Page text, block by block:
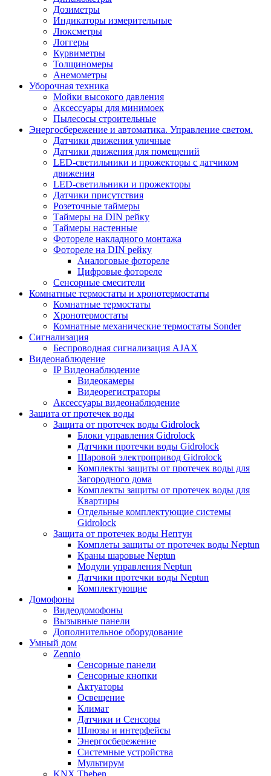
Дозиметры
Индикаторы измерительные
Люксметры
Логгеры
Курвиметры
Толщиномеры
Анемометры
Уборочная техника
Мойки высокого давления
Аксессуары для минимоек
Пылесосы строительные
Энергосбережение и автоматика. Управление светом.
Датчики движения уличные
Датчики движения для помещений
LED-светильники и прожекторы с датчиком
движения
LED-светильники и прожекторы
Датчики присутствия
Розеточные таймеры
Таймеры на DIN рейку
Таймеры настенные
Фотореле накладного монтажа
Фотореле на DIN рейку
Аналоговые фотореле
Цифровые фотореле
Сенсорные смесители
Комнатные термостаты и хронотермостаты
Комнатные термостаты
Хронотермостаты
Комнатные механические термостаты Sonder
Сигнализация
Беспроводная сигнализация AJAX
Видеонаблюдение
IP Видеонаблюдение
Видеокамеры
Видеорегистраторы
Аксессуары видеонаблюдение
Защита от протечек воды
Защита от протечек воды Gidrolock
Блоки управления Gidrolock
Датчики протечки воды Gidrolock
Шаровой электропривод Gidrolock
Комплекты защиты от протечек воды для
Загородного дома
Комплекты защиты от протечек воды для
Квартиры
Отдельные комплектующие системы
Gidrolock
Защита от протечек воды Нептун
Комплеты защиты от протечек воды Neptun
Краны шаровые Neptun
Модули управления Neptun
Датчики протечки воды Neptun
Комплектующие
Домофоны
Видеодомофоны
Вызывные панели
Дополнительное оборудование
Умный дом
Zennio
Сенсорные панели
Сенсорные кнопки
Актуаторы
Освещение
Климат
Датчики и Сенсоры
Шлюзы и интерфейсы
Энергосбережение
Системные устройства
Мультирум
KNX Theben